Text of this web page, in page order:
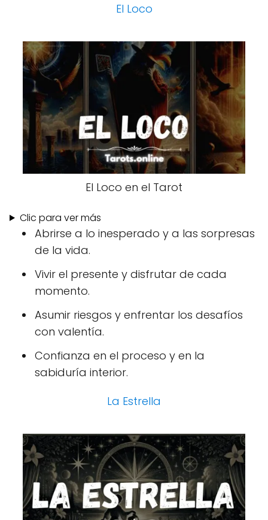
El Loco
El Loco en el Tarot
Clic para ver más
Abrirse a lo inesperado y a las sorpresas
de la vida.
Vivir el presente y disfrutar de cada
momento.
Asumir riesgos y enfrentar los desafíos
con valentía.
Confianza en el proceso y en la
sabiduría interior.
La Estrella